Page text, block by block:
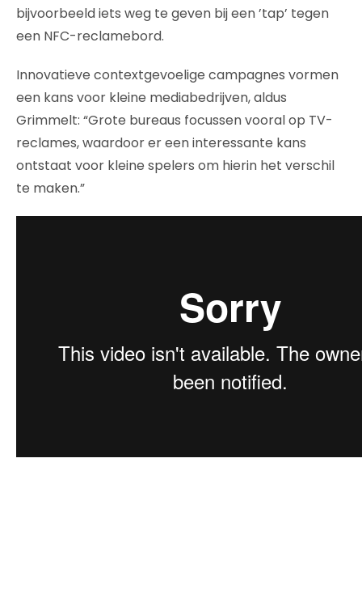
bijvoorbeeld iets weg te geven bij een ’tap’ tegen
een NFC-reclamebord.
Innovatieve contextgevoelige campagnes vormen
een kans voor kleine mediabedrijven, aldus
Grimmelt: “Grote bureaus focussen vooral op TV-
reclames, waardoor er een interessante kans
ontstaat voor kleine spelers om hierin het verschil
te maken.”